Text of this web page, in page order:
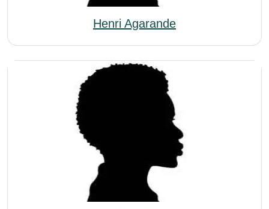
Henri Agarande